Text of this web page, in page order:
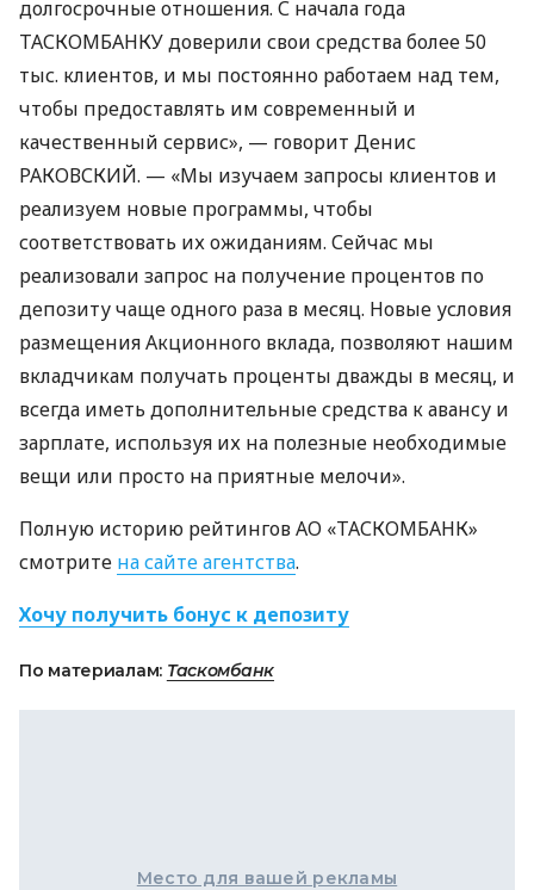
долгосрочные отношения. С начала года
ТАСКОМБАНКУдоверили свои средства более 50
тыс. клиентов, и мы постоянно работаем над тем,
чтобы предоставлять им современный и
качественный сервис», — говорит Денис
РАКОВСКИЙ. — «Мы изучаем запросы клиентов и
реализуем новые программы, чтобы
соответствовать их ожиданиям. Сейчас мы
реализовали запрос на получение процентов по
депозиту чаще одного раза в месяц. Новые условия
размещения Акционного вклада, позволяют нашим
вкладчикам получать проценты дважды в месяц, и
всегда иметь дополнительные средства к авансу и
зарплате, используя их на полезные необходимые
вещи или просто на приятные мелочи».
Полную историю рейтингов АО «ТАСКОМБАНК»
смотрите на сайте агентства.
Хочу получить бонус к депозиту
По материалам: Таскомбанк
Место для вашей рекламы